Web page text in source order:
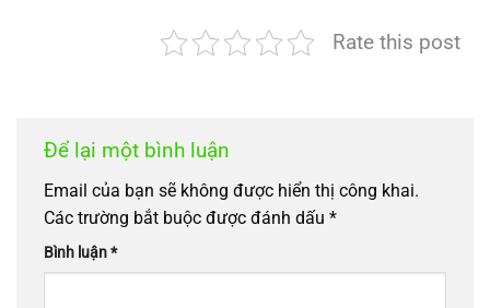
Rate this post
Để lại một bình luận
Email của bạn sẽ không được hiển thị công khai.
Các trường bắt buộc được đánh dấu *
Bình luận*